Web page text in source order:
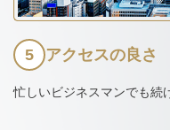
5 アクセスの良さ
忙しいビジネスマンでも続